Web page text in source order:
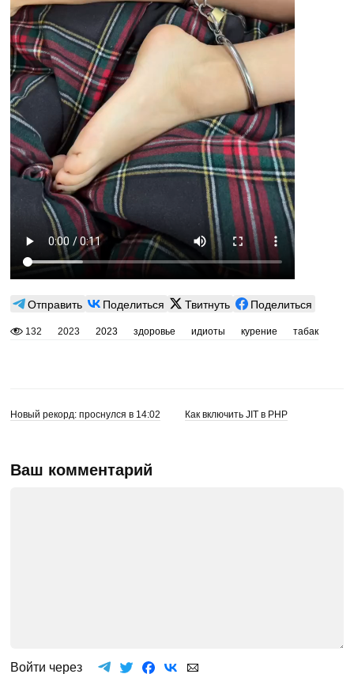
Отправить Поделиться Твитнуть Поделиться
132 2023 2023 здоровье идиоты курение табак
Новый рекорд: проснулся в 14:02 Как включить JIT в PHP
Ваш комментарий
Войти через